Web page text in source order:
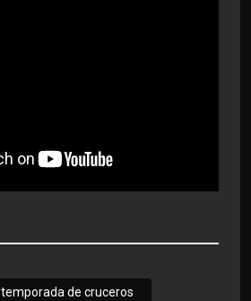
temporada de cruceros